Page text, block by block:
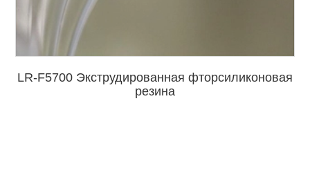
LR-F5700 Экструдированная фторсиликоновая
резина